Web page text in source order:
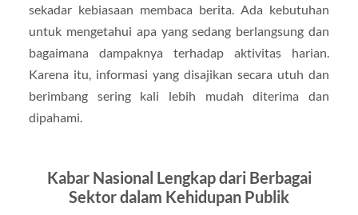
sekadar kebiasaan membaca berita. Ada kebutuhan
untuk mengetahui apa yang sedang berlangsung dan
bagaimana dampaknya terhadap aktivitas harian.
Karena itu, informasi yang disajikan secara utuh dan
berimbang sering kali lebih mudah diterima dan
dipahami.
Kabar Nasional Lengkap dari Berbagai
Sektor dalam Kehidupan Publik